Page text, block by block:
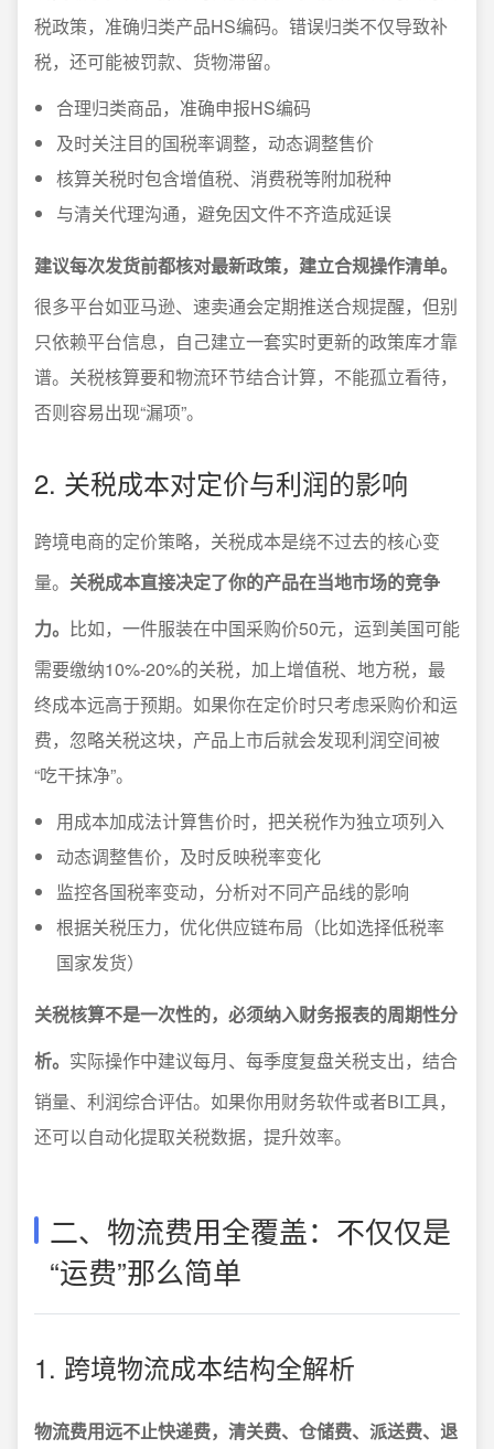
税政策，准确归类产品HS编码。错误归类不仅导致补
税，还可能被罚款、货物滞留。
合理归类商品，准确申报HS编码
及时关注目的国税率调整，动态调整售价
核算关税时包含增值税、消费税等附加税种
与清关代理沟通，避免因文件不齐造成延误
建议每次发货前都核对最新政策，建立合规操作清单。
很多平台如亚马逊、速卖通会定期推送合规提醒，但别
只依赖平台信息，自己建立一套实时更新的政策库才靠
谱。关税核算要和物流环节结合计算，不能孤立看待，
否则容易出现“漏项”。
2. 关税成本对定价与利润的影响
跨境电商的定价策略，关税成本是绕不过去的核心变
量。 关税成本直接决定了你的产品在当地市场的竞争
力。 比如，一件服装在中国采购价50元，运到美国可能
需要缴纳10%-20%的关税，加上增值税、地方税，最
终成本远高于预期。如果你在定价时只考虑采购价和运
费，忽略关税这块，产品上市后就会发现利润空间被
“吃干抹净”。
用成本加成法计算售价时，把关税作为独立项列入
动态调整售价，及时反映税率变化
监控各国税率变动，分析对不同产品线的影响
根据关税压力，优化供应链布局（比如选择低税率
国家发货）
关税核算不是一次性的，必须纳入财务报表的周期性分
析。 实际操作中建议每月、每季度复盘关税支出，结合
销量、利润综合评估。如果你用财务软件或者BI工具，
还可以自动化提取关税数据，提升效率。
二、物流费用全覆盖：不仅仅是
“运费”那么简单
1. 跨境物流成本结构全解析
物流费用远不止快递费，清关费、仓储费、派送费、退